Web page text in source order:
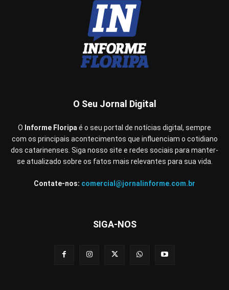
O Seu Jornal Digital
O Informe Floripaé o seu portal de notícias digital, sempre
com os principais acontecimentos que influenciam o cotidiano
dos catarinenses. Siga nosso site e redes sociais para manter-
se atualizado sobre os fatos mais relevantes para sua vida.
Contate-nos: comercial@jornalinforme.com.br
SIGA-NOS